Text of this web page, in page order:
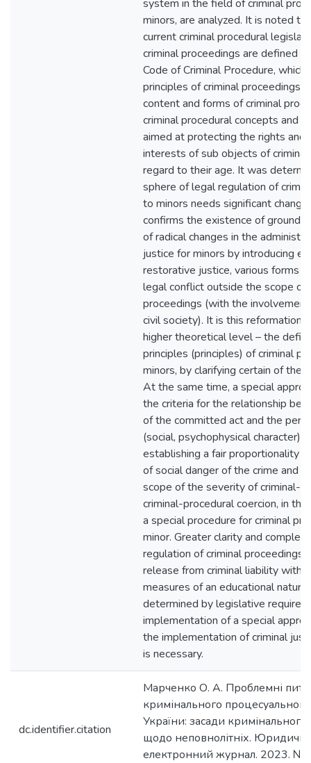
system in the field of criminal
minors, are analyzed. It is noted
current criminal procedural
criminal proceedings are defined
Code of Criminal Procedure,
principles of criminal proceedings,
content and forms of criminal
criminal procedural concepts and
aimed at protecting the rights and
interests of sub objects of
regard to their age. It was
sphere of legal regulation of
to minors needs significant
confirms the existence of
of radical changes in the
justice for minors by introducing
restorative justice, various forms
legal conflict outside the scope of
proceedings (with the
civil society). It is this reformation
higher theoretical level – the
principles (principles) of criminal
minors, by clarifying certain of
At the same time, a special
the criteria for the relationship
of the committed act and the
(social, psychophysical character)
establishing a fair proportionality
of social danger of the crime and
scope of the severity of criminal-
criminal-procedural coercion, in
a special procedure for criminal
minor. Greater clarity and
regulation of criminal proceedings
release from criminal liability with
measures of an educational
determined by legislative
implementation of a special
the implementation of criminal
is necessary.
dc.identifier.citation
Марченко О. А. Проблемні
кримінального
України: засади
щодо неповнолітніх.
електронний журнал. 2023. №